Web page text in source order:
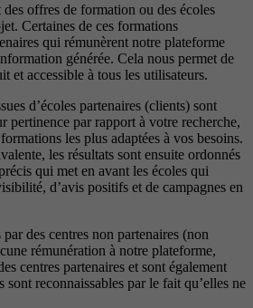
offres de formation ou des écoles
Certaines de ces formations
qui rémunèrent notre plateforme
générée. Cela nous permet de
et accessible à tous les utilisateurs.
d’écoles partenaires (clients) sont
pertinence par rapport à votre recherche,
les plus adaptées à vos besoins.
les résultats sont ensuite ordonnés
qui met en avant les écoles qui
d’avis positifs et de campagnes en
des centres non partenaires (non
rémunération à notre plateforme,
centres partenaires et sont également
sont reconnaissables par le fait qu’elles ne